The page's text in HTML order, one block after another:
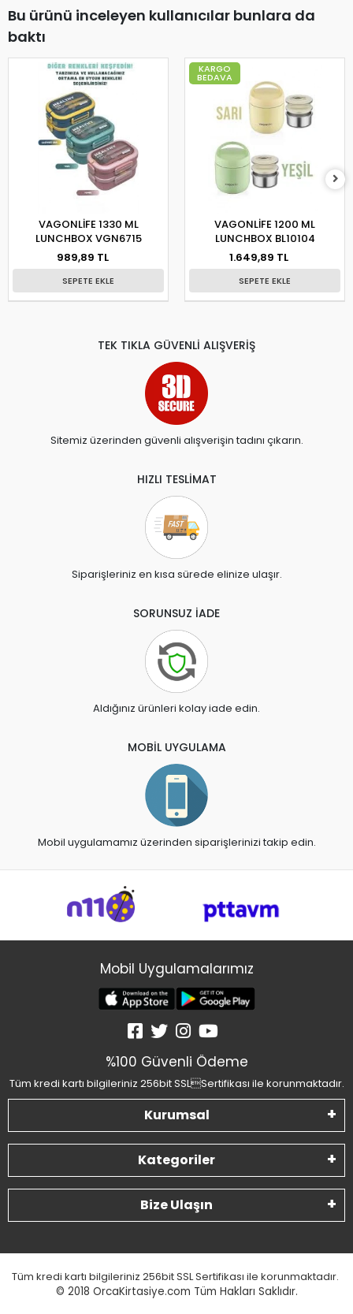
Bu ürünü inceleyen kullanıcılar bunlara da
baktı
VAGONLİFE 1330 ML
LUNCHBOX VGN6715
989,89 TL
SEPETE EKLE
KARGO
BEDAVA
VAGONLİFE 1200 ML
LUNCHBOX BL10104
1.649,89 TL
SEPETE EKLE
TEK TIKLA GÜVENLİ ALIŞVERİŞ
Sitemiz üzerinden güvenli alışverişin tadını çıkarın.
HIZLI TESLİMAT
Siparişleriniz en kısa sürede elinize ulaşır.
SORUNSUZ İADE
Aldığınız ürünleri kolay iade edin.
MOBİL UYGULAMA
Mobil uygulamamız üzerinden siparişlerinizi takip edin.
Mobil Uygulamalarımız
%100 Güvenli Ödeme
Tüm kredi kartı bilgileriniz 256bit SSLSertifikası ile korunmaktadır.
Kurumsal
Kategoriler
Bize Ulaşın
Tüm kredi kartı bilgileriniz 256bit SSL Sertifikası ile korunmaktadır.
© 2018 OrcaKirtasiye.com Tüm Hakları Saklıdır.